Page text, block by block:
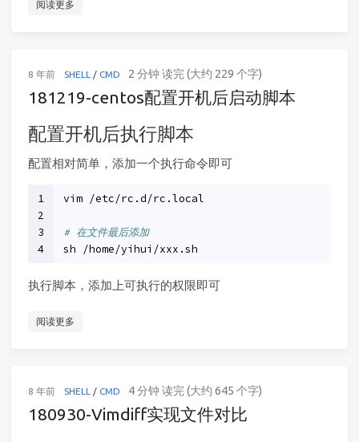
阅读更多
8 年前 SHELL / CMD 2 分钟 读完 (大约 229 个字)
181219-centos配置开机后启动脚本
配置开机后执行脚本
配置相对简单，添加一个执行命令即可
1
2
3
4
vim /etc/rc.d/rc.local
# 在文件最后添加
sh /home/yihui/xxx.sh
执行脚本，添加上可执行的权限即可
阅读更多
8 年前 SHELL / CMD 4 分钟 读完 (大约 645 个字)
180930-Vimdiff实现文件对比